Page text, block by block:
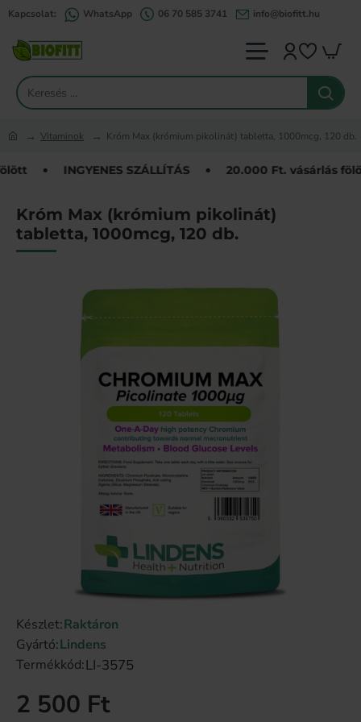
Kapcsolat: WhatsApp 06 70 585 3741 info@biofitt.hu
Keresés
Vitaminok Króm Max (krómium pikolinát) tabletta, 1000mcg, 120 db.
INGYENES SZÁLLÍTÁS 20.000 Ft. vásárlás fölött
Króm Max (krómium pikolinát)
tabletta, 1000mcg, 120 db.
Készlet:Raktáron
Gyártó:Lindens
Termékkód:LI-3575
2 500 Ft